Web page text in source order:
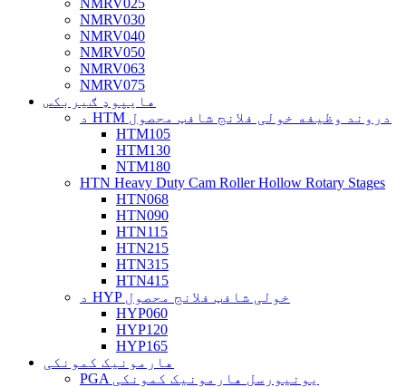
NMRV030
NMRV040
NMRV050
NMRV063
NMRV075
هایپوډ ګیربکس
د HTM دروند وظیفه خولی فلانج شافټ محصول
HTM105
HTM130
NTM180
HTN Heavy Duty Cam Roller Hollow Rotary Stages
HTN068
HTN090
HTN115
HTN215
HTN315
HTN415
د HYP خولی شافټ فلانج محصول
HYP060
HYP120
HYP165
هارمونیک کمونکی
PGA یونیورسل هارمونیک کمونکی